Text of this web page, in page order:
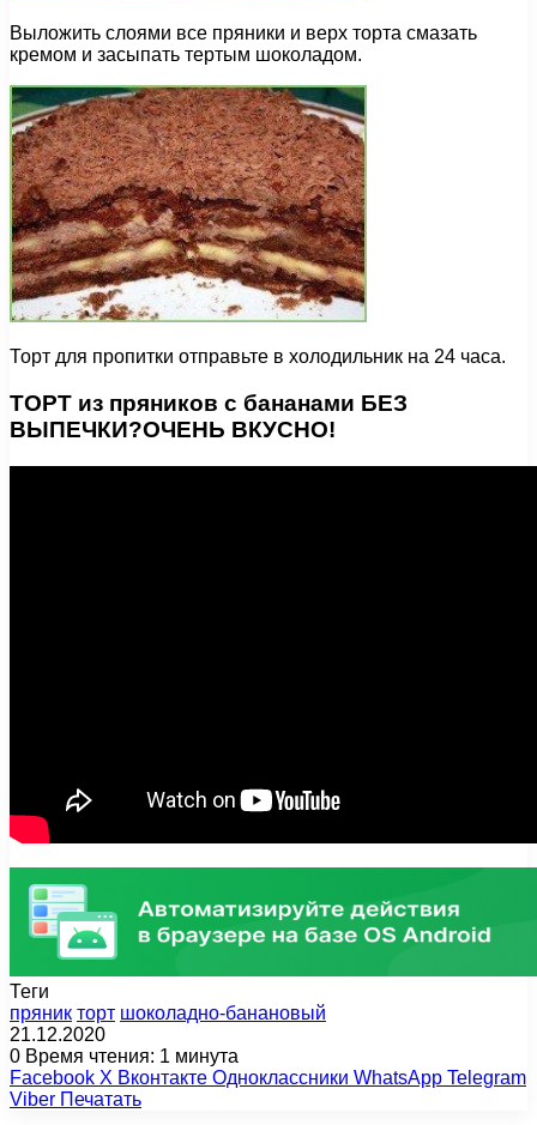
Выложить слоями все пряники и верх торта смазать
кремом и засыпать тертым шоколадом.
Торт для пропитки отправьте в холодильник на 24 часа.
ТОРТ из пряников с бананами БЕЗ
ВЫПЕЧКИ?ОЧЕНЬ ВКУСНО!
Теги
пряник торт шоколадно-банановый
21.12.2020
0 Время чтения: 1 минута
Facebook X Вконтакте Одноклассники WhatsApp Telegram
Viber Печатать